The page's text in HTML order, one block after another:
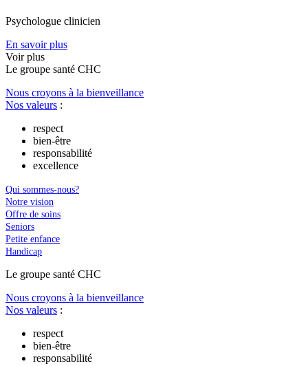
Psychologue clinicien
En savoir plus
Voir plus
Le groupe santé CHC
Nous croyons à la bienveillance
Nos valeurs :
respect
bien-être
responsabilité
excellence
Qui sommes-nous?
Notre vision
Offre de soins
Seniors
Petite enfance
Handicap
Le groupe santé CHC
Nous croyons à la bienveillance
Nos valeurs :
respect
bien-être
responsabilité